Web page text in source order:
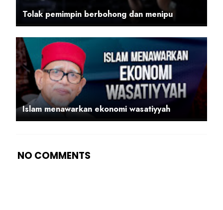
Tolak pemimpin berbohong dan menipu
Islam menawarkan ekonomi wasatiyyah
NO COMMENTS